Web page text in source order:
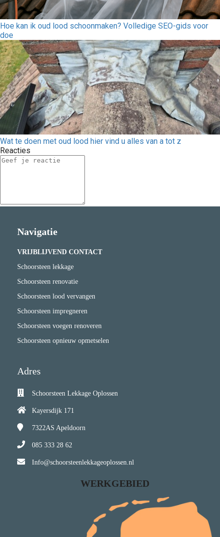
Hoe kan ik oud lood schoonmaken? Volledige SEO-gids voor
doe
Wat te doen met oud lood hier vind u alles van a tot z
Reacties
Navigatie
VRIJBLIJVEND CONTACT
Schoorsteen lekkage
Schoorsteen renovatie
Schoorsteen lood vervangen
Schoorsteen impregneren
Schoorsteen voegen renoveren
Schoorsteen opnieuw opmetselen
Adres
Schoorsteen Lekkage Oplossen
Kayersdijk 171
7322AS Apeldoorn
085 333 28 62
Info@schoorsteenlekkageoplossen.nl
WERKGEBIED